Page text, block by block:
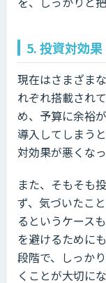
5. 投資対効
現在はさまざま
れぞれ搭載され
め、予算に余裕
導入してしまう
対効果が悪くな
また、そもそも
ず、気づいたこ
るというケース
を避けるために
段階で、しっか
くことが大切に